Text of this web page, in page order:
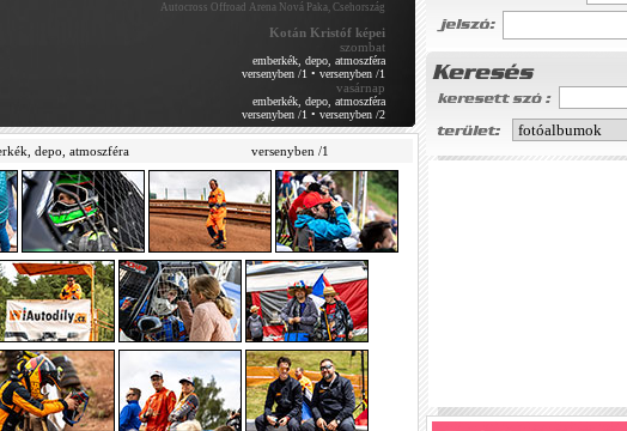
Autocross Offroad Arena Nová Paka, Csehország
Kotán Kristóf képei
szombat
emberkék, depo, atmoszféra
versenyben /1 • versenyben /1
vasárnap
emberkék, depo, atmoszféra
versenyben /1 • versenyben /2
depo, atmoszféra versenyben /1